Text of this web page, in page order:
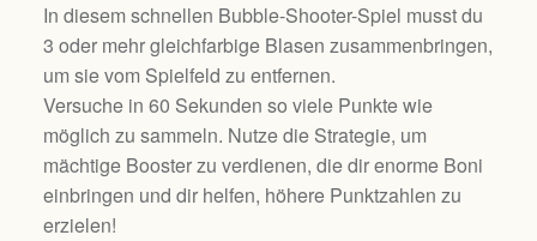
In diesem schnellen Bubble-Shooter-Spiel musst du
3 oder mehr gleichfarbige Blasen zusammenbringen,
um sie vom Spielfeld zu entfernen.
Versuche in 60 Sekunden so viele Punkte wie
möglich zu sammeln. Nutze die Strategie, um
mächtige Booster zu verdienen, die dir enorme Boni
einbringen und dir helfen, höhere Punktzahlen zu
erzielen!